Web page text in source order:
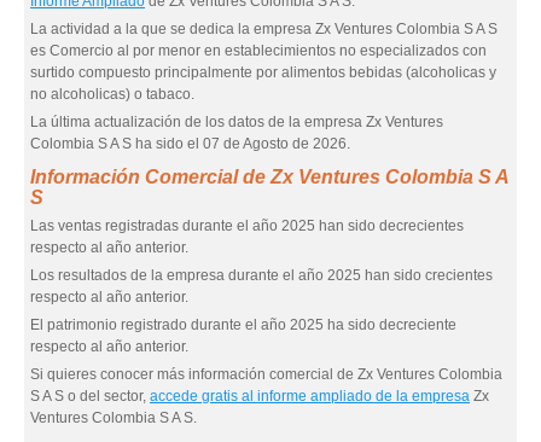
La actividad a la que se dedica la empresa Zx Ventures Colombia S A S
es Comercio al por menor en establecimientos no especializados con
surtido compuesto principalmente por alimentos bebidas (alcoholicas y
no alcoholicas) o tabaco.
La última actualización de los datos de la empresa Zx Ventures
Colombia S A S ha sido el 07 de Agosto de 2026.
Información Comercial de Zx Ventures Colombia S A
S
Las ventas registradas durante el año 2025 han sido decrecientes
respecto al año anterior.
Los resultados de la empresa durante el año 2025 han sido crecientes
respecto al año anterior.
El patrimonio registrado durante el año 2025 ha sido decreciente
respecto al año anterior.
Si quieres conocer más información comercial de Zx Ventures Colombia
S A S o del sector, accede gratis al informe ampliado de la empresa Zx
Ventures Colombia S A S.